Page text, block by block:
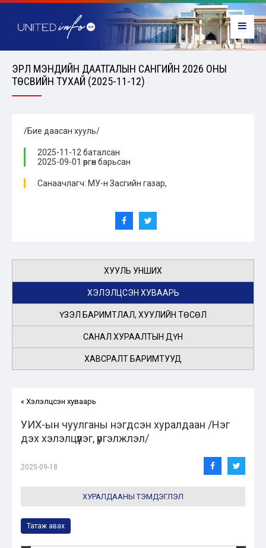
ЭРҮҮЛ МЭНДИЙН ДААТГАЛЫН САНГИЙН 2026 ОНЫ
ТӨСВИЙН ТУХАЙ (2025-11-12)
/Бие даасан хууль/
2025-11-12 баталсан
2025-09-01 өргөн барьсан
Санаачлагч: МУ-н Засгийн газар,
ХУУЛЬ УНШИХ
ХЭЛЭЛЦСЭН ХУВААРЬ
ҮЗЭЛ БАРИМТЛАЛ, ХУУЛИЙН ТӨСӨЛ
САНАЛ ХУРААЛТЫН ДҮН
ХАВСРАЛТ БАРИМТУУД
« Хэлэлцсэн хуваарь
УИХ-ын чуулганы нэгдсэн хуралдаан /Нэг
дэх хэлэлцүүлэг, үргэлжлэл/
2025-09-18
ХУРАЛДААНЫ ТЭМДЭГЛЭЛ
Татаж авах